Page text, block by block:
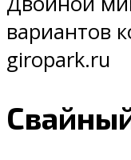
вариантов
giropark.ru